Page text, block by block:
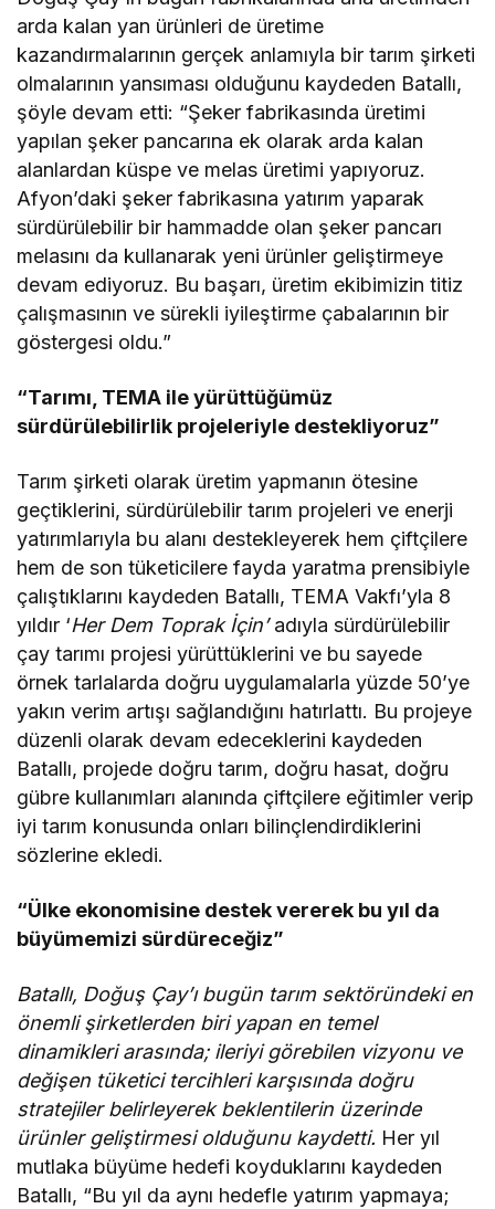
arda kalan yan ürünleri de üretime
kazandırmalarının gerçek anlamıyla bir tarım şirketi
olmalarının yansıması olduğunu kaydeden Batallı,
şöyle devam etti: “Şeker fabrikasında üretimi
yapılan şeker pancarına ek olarak arda kalan
alanlardan küspe ve melas üretimi yapıyoruz.
Afyon’daki şeker fabrikasına yatırım yaparak
sürdürülebilir bir hammadde olan şeker pancarı
melasını da kullanarak yeni ürünler geliştirmeye
devam ediyoruz. Bu başarı, üretim ekibimizin titiz
çalışmasının ve sürekli iyileştirme çabalarının bir
göstergesi oldu.”
“Tarımı, TEMA ile yürüttüğümüz
sürdürülebilirlik projeleriyle destekliyoruz”
Tarım şirketi olarak üretim yapmanın ötesine
geçtiklerini, sürdürülebilir tarım projeleri ve enerji
yatırımlarıyla bu alanı destekleyerek hem çiftçilere
hem de son tüketicilere fayda yaratma prensibiyle
çalıştıklarını kaydeden Batallı, TEMA Vakfı’yla 8
yıldır ‘Her Dem Toprak İçin’adıyla sürdürülebilir
çay tarımı projesi yürüttüklerini ve bu sayede
örnek tarlalarda doğru uygulamalarla yüzde 50’ye
yakın verim artışı sağlandığını hatırlattı. Bu projeye
düzenli olarak devam edeceklerini kaydeden
Batallı, projede doğru tarım, doğru hasat, doğru
gübre kullanımları alanında çiftçilere eğitimler verip
iyi tarım konusunda onları bilinçlendirdiklerini
sözlerine ekledi.
“Ülke ekonomisine destek vererek bu yıl da
büyümemizi sürdüreceğiz”
Batallı, Doğuş Çay’ı bugün tarım sektöründeki en
önemli şirketlerden biri yapan en temel
dinamikleri arasında; ileriyi görebilen vizyonu ve
değişen tüketici tercihleri karşısında doğru
stratejiler belirleyerek beklentilerin üzerinde
ürünler geliştirmesi olduğunu kaydetti. Her yıl
mutlaka büyüme hedefi koyduklarını kaydeden
Batallı, “Bu yıl da aynı hedefle yatırım yapmaya;